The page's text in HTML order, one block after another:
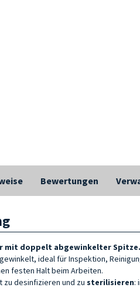
Bewertungen
mit doppelt abgewinkelter Spitze.
ideal für Inspektion,
festen Halt beim Arbeiten.
zu desinfizieren und zu sterilisieren: